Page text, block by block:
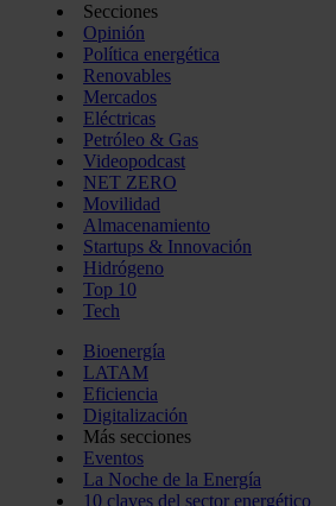
Secciones
Opinión
Política energética
Renovables
Mercados
Eléctricas
Petróleo & Gas
Videopodcast
NET ZERO
Movilidad
Almacenamiento
Startups & Innovación
Hidrógeno
Top 10
Tech
Bioenergía
LATAM
Eficiencia
Digitalización
Más secciones
Eventos
La Noche de la Energía
10 claves del sector energético